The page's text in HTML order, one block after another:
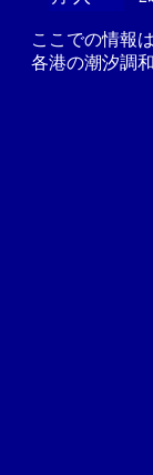
ここでの情報
各港の潮汐調